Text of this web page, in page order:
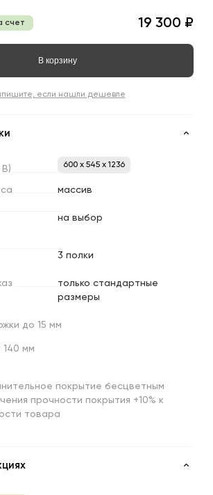
счет 19 300 ₽
В корзину
если нашли дешевле
В) 600 x 545 x 1236
массив
на выбор
3 полки
только стандартные
размеры
до 15 мм
140 мм
покрытие бесцветным
прочности покрытия +10% к
товара